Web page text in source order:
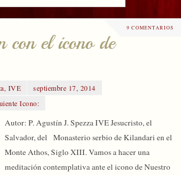
9 COMENTARIOS
con el icono de
IVE
septiembre 17, 2014
Icono:
Autor: P. Agustín J. Spezza IVE Jesucristo, el
Salvador, del Monasterio serbio de Kilandari en el
Monte Athos, Siglo XIII. Vamos a hacer una
meditación contemplativa ante el icono de Nuestro